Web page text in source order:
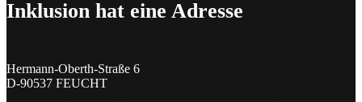
Inklusion hat eine Adresse
Hermann-Oberth-Straße 6
D-90537 FEUCHT